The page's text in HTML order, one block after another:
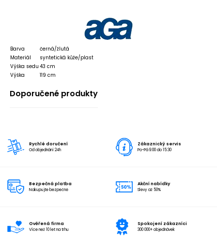
Barva
černá/žlutá
Materiál
syntetická kůže/plast
Výška sedu 43 cm
Výška
119 cm
Doporučené produkty
Rychlé doručení
Od objednání 24h
Zákaznický servis
Po-Pá 9:00 do 15:30
Bezpečná platba
Nakupujte bezpečně
Akční nabídky
Slevy až 50%
Ověřená firma
Více než 10 let na trhu
Spokojení zákazníci
300 000+ objednávek